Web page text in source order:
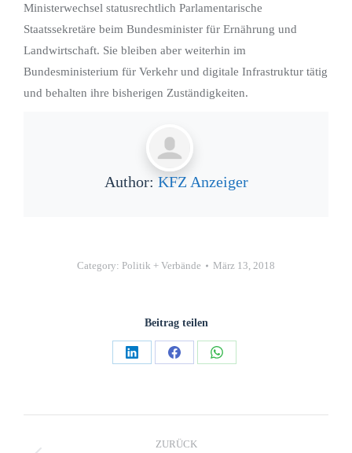
Ministerwechsel statusrechtlich Parlamentarische
Staatssekretäre beim Bundesminister für Ernährung und
Landwirtschaft. Sie bleiben aber weiterhin im
Bundesministerium für Verkehr und digitale Infrastruktur tätig
und behalten ihre bisherigen Zuständigkeiten.
Author: KFZ Anzeiger
Category: Politik + Verbände März 13, 2018
Beitrag teilen
ZURÜCK